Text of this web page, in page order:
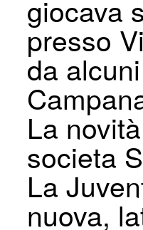
giocava
presso
da
La
societa
La
nuova,